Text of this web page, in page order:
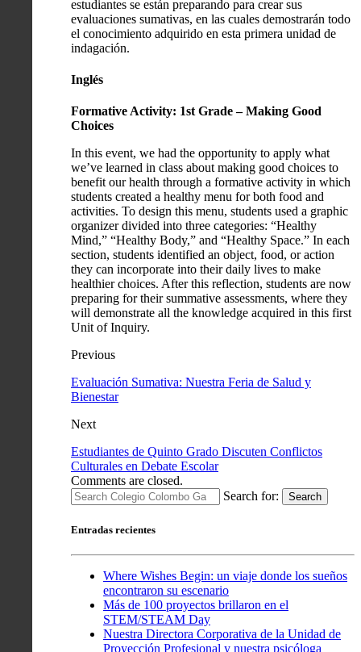
estudiantes se están preparando para crear sus
evaluaciones sumativas, en las cuales demostrarán todo
el conocimiento adquirido en esta primera unidad de
indagación.
Inglés
Formative Activity: 1st Grade – Making Good
Choices
In this event, we had the opportunity to apply what
we’ve learned in class about making good choices to
benefit our health through a formative activity in which
students created a healthy menu for both food and
activities. To design this menu, students used a graphic
organizer divided into three categories: “Healthy
Mind,” “Healthy Body,” and “Healthy Space.” In each
section, students identified an object, food, or action
they can incorporate into their daily lives to make
healthier choices. After this reflection, students are now
preparing for their summative assessments, where they
will demonstrate all the knowledge acquired in this first
Unit of Inquiry.
Previous
Evaluación Sumativa: Nuestra Feria de Salud y
Bienestar
Next
Estudiantes de Quinto Grado Discuten Conflictos
Culturales en Debate Escolar
Comments are closed.
Search for:
Search
Entradas recientes
Where Wishes Begin: un viaje donde los sueños
encontraron su escenario
Más de 100 proyectos brillaron en el
STEM/STEAM Day
Nuestra Directora Corporativa de la Unidad de
Proyección Profesional y nuestra psicóloga